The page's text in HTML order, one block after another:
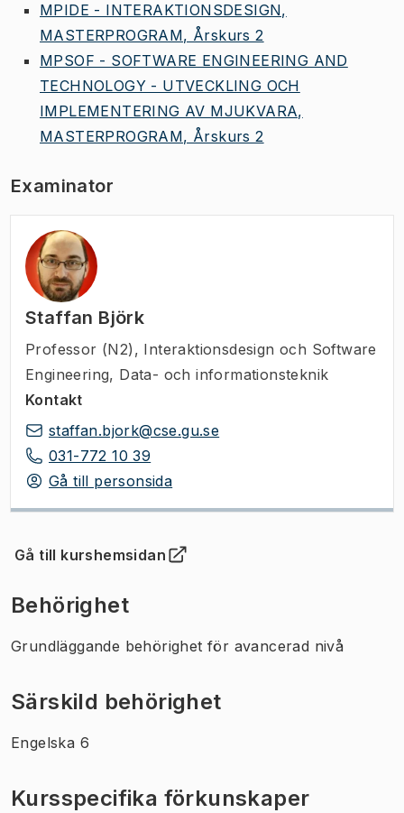
MPIDE - INTERAKTIONSDESIGN,
MASTERPROGRAM, Årskurs 2
MPSOF - SOFTWARE ENGINEERING AND
TECHNOLOGY - UTVECKLING OCH
IMPLEMENTERING AV MJUKVARA,
MASTERPROGRAM, Årskurs 2
Examinator
Staffan Björk
Professor (N2) , Interaktionsdesign och Software
Engineering, Data- och informationsteknik
Kontakt
staffan.bjork@cse.gu.se
031-772 10 39
Gå till personsida
Gå till kurshemsidan
(Öppnas i ny flik)
Behörighet
Grundläggande behörighet för avancerad nivå
Särskild behörighet
Engelska 6
Kursspecifika förkunskaper